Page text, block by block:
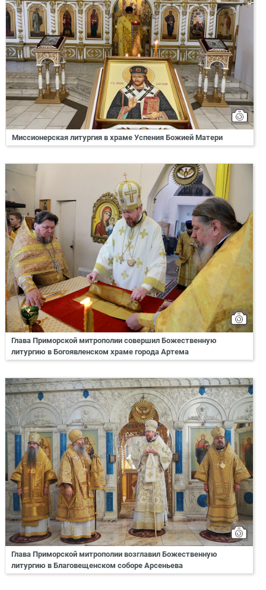
Миссионерская литургия в храме Успения Божией Матери
Глава Приморской митрополии совершил Божественную
литургию в Богоявленском храме города Артема
Глава Приморской митрополии возглавил Божественную
литургию в Благовещенском соборе Арсеньева